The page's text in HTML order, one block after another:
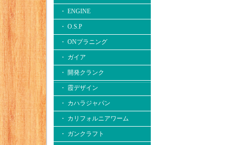
・ ENGINE
・ O.S.P
・ ONプラニング
・ ガイア
・ 開発クランク
・ 霞デザイン
・ カハラジャパン
・ カリフォルニアワーム
・ ガンクラフト